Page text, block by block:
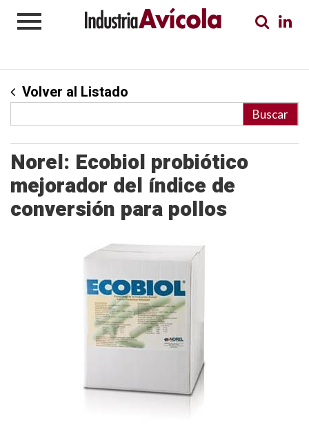
Volver al Listado
Norel: Ecobiol probiótico
mejorador del índice de
conversión para pollos